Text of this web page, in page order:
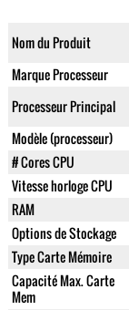
Nom du Produit
Marque Processeur
Processeur Principal
Modèle (processeur)
# Cores CPU
Vitesse horloge CPU
RAM
Options de Stockage
Type Carte Mémoire
Capacité Max. Carte
Mem